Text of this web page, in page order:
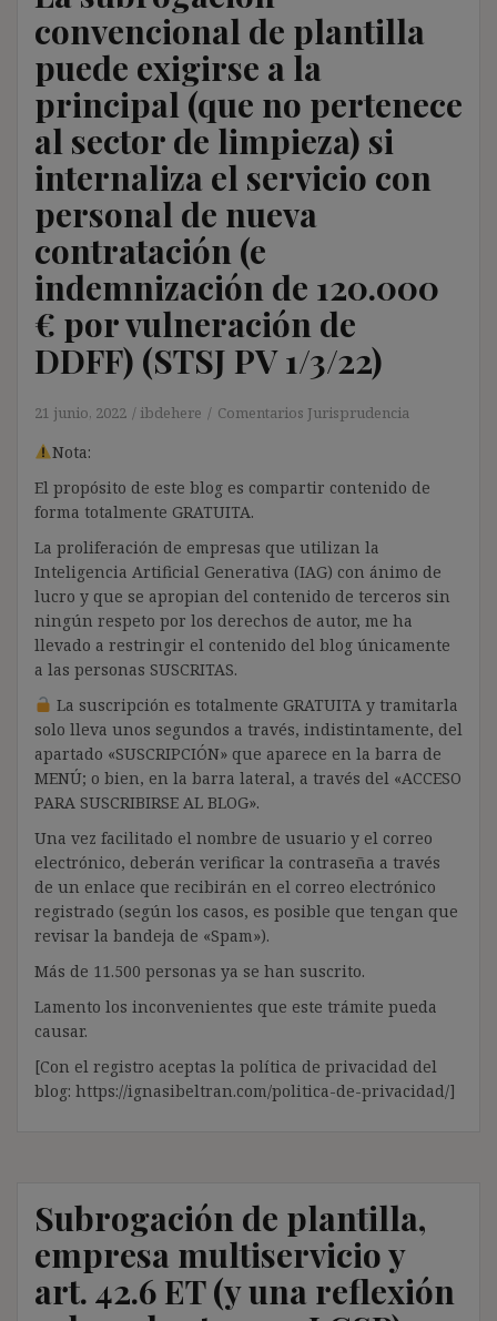
convencional de plantilla
puede exigirse a la
principal (que no pertenece
al sector de limpieza) si
internaliza el servicio con
personal de nueva
contratación (e
indemnización de 120.000
€ por vulneración de
DDFF) (STSJ PV 1/3/22)
21 junio, 2022 ibdehere Comentarios Jurisprudencia
Nota:
El propósito de este blog es compartir contenido de
forma totalmente GRATUITA.
La proliferación de empresas que utilizan la
Inteligencia Artificial Generativa (IAG) con ánimo de
lucro y que se apropian del contenido de terceros sin
ningún respeto por los derechos de autor, me ha
llevado a restringir el contenido del blog únicamente
a las personas SUSCRITAS.
La suscripción es totalmente GRATUITA y tramitarla
solo lleva unos segundos a través, indistintamente, del
apartado «SUSCRIPCIÓN» que aparece en la barra de
MENÚ; o bien, en la barra lateral, a través del «ACCESO
PARA SUSCRIBIRSE AL BLOG».
Una vez facilitado el nombre de usuario y el correo
electrónico, deberán verificar la contraseña a través
de un enlace que recibirán en el correo electrónico
registrado (según los casos, es posible que tengan que
revisar la bandeja de «Spam»).
Más de 11.500 personas ya se han suscrito.
Lamento los inconvenientes que este trámite pueda
causar.
[Con el registro aceptas la política de privacidad del
blog: https://ignasibeltran.com/politica-de-privacidad/]
Subrogación de plantilla,
empresa multiservicio y
art. 42.6 ET (y una reflexión